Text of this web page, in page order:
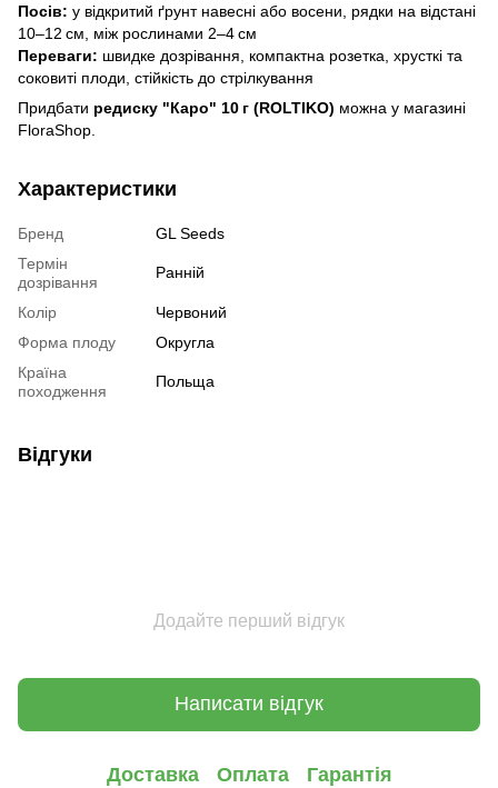
Посів: у відкритий ґрунт навесні або восени, рядки на відстані
10–12 см, між рослинами 2–4 см
Переваги: швидке дозрівання, компактна розетка, хрусткі та
соковиті плоди, стійкість до стрілкування
Придбати редиску "Каро" 10 г (ROLTIKO) можна у магазині
FloraShop.
Характеристики
Бренд
GL Seeds
Термін
дозрівання
Ранній
Колір
Червоний
Форма плоду
Округла
Країна
походження
Польща
Відгуки
Додайте перший відгук
Написати відгук
Доставка Оплата Гарантія